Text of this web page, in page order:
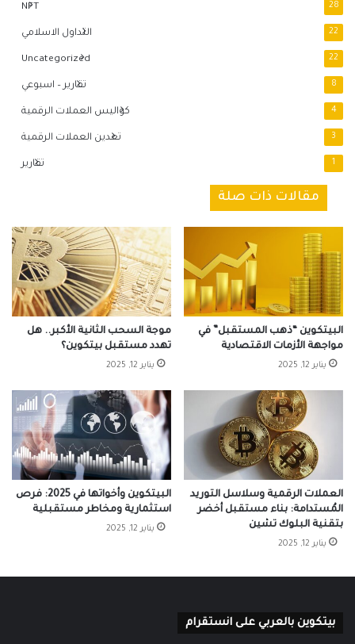
NFT 28
التداول الاسلامي 22
Uncategorized 22
تقارير – اسبوعي 8
كواليس العملات الرقمية 4
تعدين العملات الرقمية 3
تقارير 1
مقالات ذات صلة
موجة السحب الثانية الأكبر.. هل
تهدد مستقبل بيتكوين؟
يناير 12, 2025
البيتكوين “ذهب المستقبل” في
مواجهة الأزمات الاقتصادية
يناير 12, 2025
البيتكوين وأخواتها في 2025: فرص
استثمارية ومخاطر مستقبلية
يناير 12, 2025
العملات الرقمية وسلاسل التوريد
المُستدامة: بناء مستقبل أخضر
بتقنية البلوك تشين
يناير 12, 2025
بيتكوين بالعربي على انستقرام